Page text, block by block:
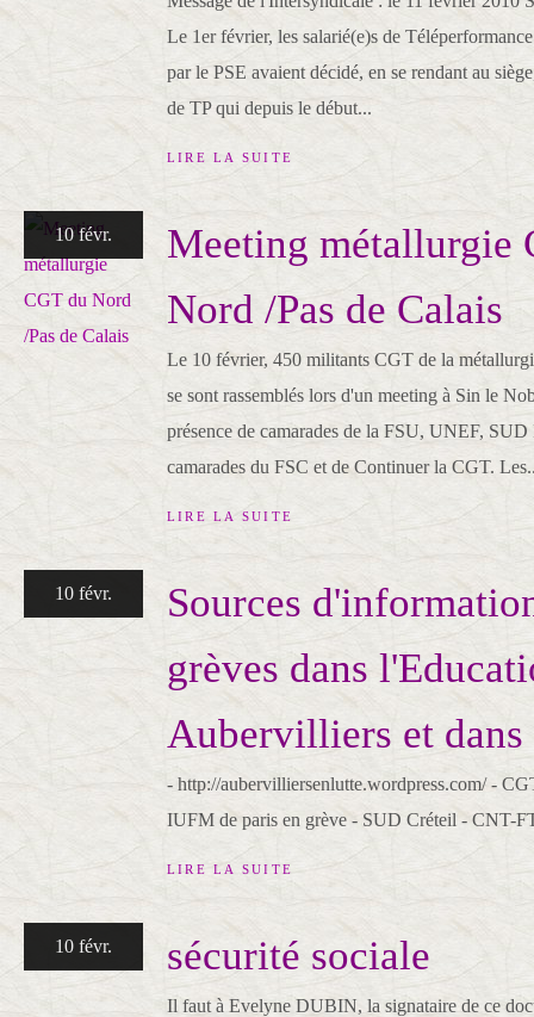
Le 1er février, les salarié(e)s de
par le PSE avaient décidé, en se rendant au
de TP qui depuis le début...
LIRE LA SUITE
10 févr.
Meeting métallurgie
Nord /Pas de Calais
Le 10 février, 450 militants CGT de la
se sont rassemblés lors d'un meeting à Sin le
présence de camarades de la FSU, UNEF, SUD
camarades du FSC et de Continuer la CGT.
LIRE LA SUITE
10 févr.
Sources
grèves dans
Aubervilliers et dans
- http://aubervilliersenlutte.wordpress.com/ -
IUFM de paris en grève - SUD Créteil - CNT-
LIRE LA SUITE
10 févr. sécurité sociale
Il faut à Evelyne DUBIN, la signataire de ce